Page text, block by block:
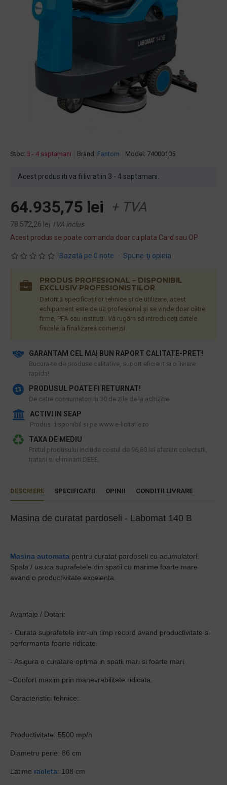
Stoc: 3 - 4 saptamani Brand: Fantom Model: 74000105
Acest produs iti va fi livrat in 3 - 4 saptamani.
Bazată pe 0 note. - Spune-ţi opinia
64.935,75 lei + TVA
78.572,26 lei TVA inclus
Acest produs se poate comanda doar cu plata Card sau OP
GARANTAM CEL MAI BUN RAPORT CALITATE-PRET!
​Bucura-te de produse calitative, suport eficient si o livrare
rapida!
PRODUSUL POATE FI RETURNAT!
De catre consumatori in 30 de zile de la achizitie
ACTIVI IN SEAP
Produs disponibil si pe www.e-licitatie.ro
PRODUS PROFESIONAL – DISPONIBIL
EXCLUSIV PROFESIONISTILOR
Datorită specificațiilor tehnice și de utilizare, acest
echipament este de uz profesional și se vinde doar către
firme, PFA sau instituții. Vă rugăm să introduceți datele
fiscale la finalizarea comenzii.
TAXA DE MEDIU
Pretul produsului include costul de 96,80 lei aferent colectarii,
tratarii si eliminarii DEEE.
DESCRIERE SPECIFICATII OPINII CONDITII LIVRARE
Masina de curatat pardoseli - Labomat 140 B
Masina automata pentru curatat pardoseli cu acumulatori.
Spala / usuca suprafetele din spatii cu marime foarte mare
avand o productivitate excelenta.
Avantaje / Dotari:
- Curata suprafetele intr-un timp record avand productivitate si
performanta foarte ridicate.
- Asigura o curatare optima in spatii mari si foarte mari.
-Confort maxim prin manevrabilitate ridicata.
Caracteristici tehnice:
Productivitate: 5500 mp/h
Diametru perie: 86 cm
Latime racleta: 108 cm